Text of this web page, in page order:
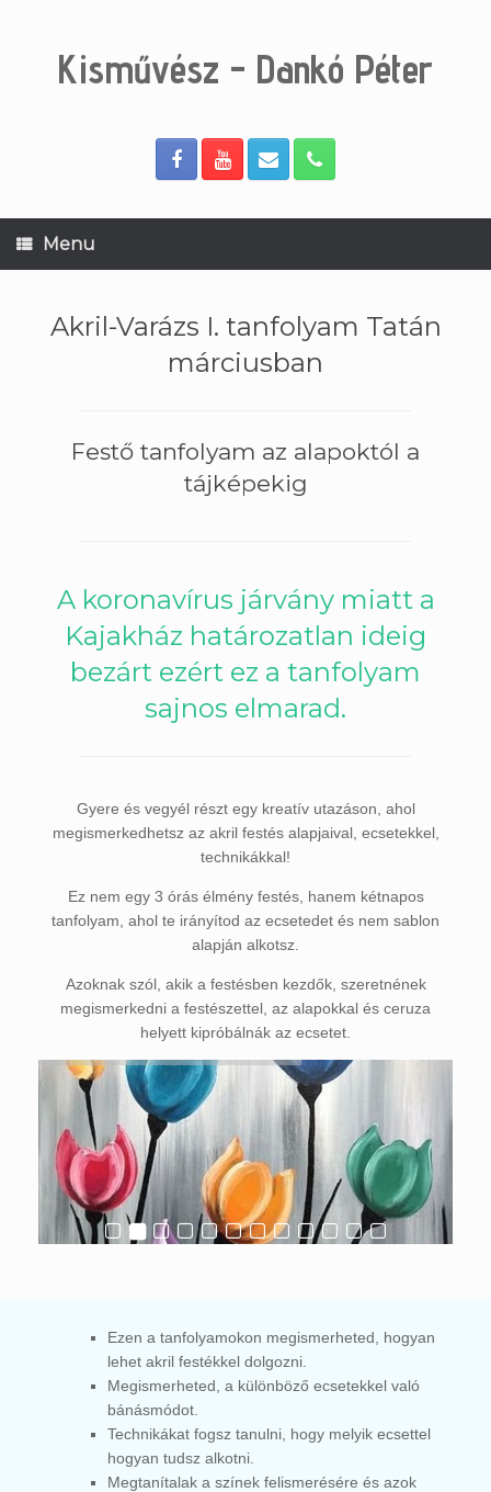
Kisművész - Dankó Péter
Menu
Akril-Varázs I. tanfolyam Tatán
márciusban
Festő tanfolyam az alapoktól a
tájképekig
A koronavírus járvány miatt a
Kajakház határozatlan ideig
bezárt ezért ez a tanfolyam
sajnos elmarad.
Gyere és vegyél részt egy kreatív utazáson, ahol
megismerkedhetsz az akril festés alapjaival, ecsetekkel,
technikákkal!
Ez nem egy 3 órás élmény festés, hanem kétnapos
tanfolyam, ahol te irányítod az ecsetedet és nem sablon
alapján alkotsz.
Azoknak szól, akik a festésben kezdők, szeretnének
megismerkedni a festészettel, az alapokkal és ceruza
helyett kipróbálnák az ecsetet.
Ezen a tanfolyamokon megismerheted, hogyan
lehet akril festékkel dolgozni.
Megismerheted, a különböző ecsetekkel való
bánásmódot.
Technikákat fogsz tanulni, hogy melyik ecsettel
hogyan tudsz alkotni.
Megtanítalak a színek felismerésére és azok